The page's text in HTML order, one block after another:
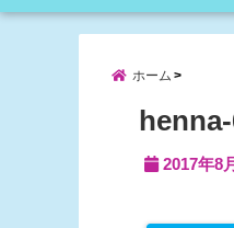
ホーム
2017年8